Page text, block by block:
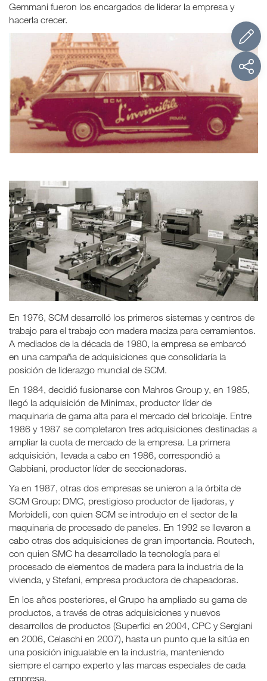
Gemmani fueron los encargados de liderar la empresa y
hacerla crecer.
En 1976, SCM desarrolló los primeros sistemas y centros de
trabajo para el trabajo con madera maciza para cerramientos.
A mediados de la década de 1980, la empresa se embarcó
en una campaña de adquisiciones que consolidaría la
posición de liderazgo mundial de SCM.
En 1984, decidió fusionarse con Mahros Group y, en 1985,
llegó la adquisición de Minimax, productor líder de
maquinaria de gama alta para el mercado del bricolaje. Entre
1986 y 1987 se completaron tres adquisiciones destinadas a
ampliar la cuota de mercado de la empresa. La primera
adquisición, llevada a cabo en 1986, correspondió a
Gabbiani, productor líder de seccionadoras.
Ya en 1987, otras dos empresas se unieron a la órbita de
SCM Group: DMC, prestigioso productor de lijadoras, y
Morbidelli, con quien SCM se introdujo en el sector de la
maquinaria de procesado de paneles. En 1992 se llevaron a
cabo otras dos adquisiciones de gran importancia. Routech,
con quien SMC ha desarrollado la tecnología para el
procesado de elementos de madera para la industria de la
vivienda, y Stefani, empresa productora de chapeadoras.
En los años posteriores, el Grupo ha ampliado su gama de
productos, a través de otras adquisiciones y nuevos
desarrollos de productos (Superfici en 2004, CPC y Sergiani
en 2006, Celaschi en 2007), hasta un punto que la sitúa en
una posición inigualable en la industria, manteniendo
siempre el campo experto y las marcas especiales de cada
empresa.